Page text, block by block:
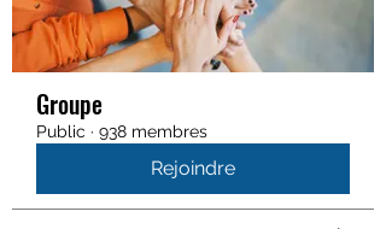
Groupe
Public · 938 membres
Rejoindre